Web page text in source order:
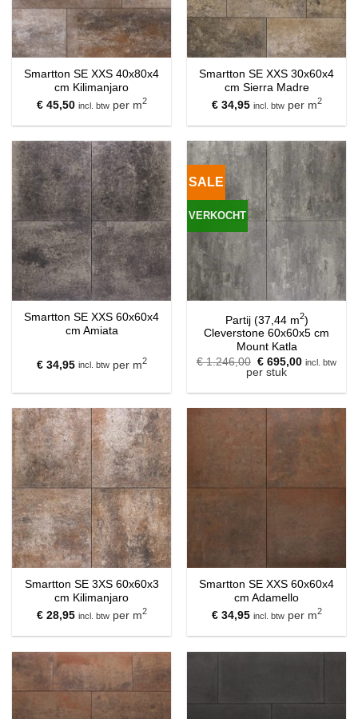
Smartton SE XXS 40x80x4
cm Kilimanjaro
€45,50 incl. btwper m2
Smartton SE XXS 30x60x4
cm Sierra Madre
€34,95 incl. btwper m2
Smartton SE XXS 60x60x4
cm Amiata
€34,95 incl. btwper m2
SALE
VERKOCHT
Partij (37,44 m2)
Cleverstone 60x60x5 cm
Mount Katla
€1.246,00 Oorspronkelijke
prijs
€ 1.246,00.
€ 695,00Huidige
€ 695,00.
incl. btw
per stuk
Smartton SE 3XS 60x60x3
cm Kilimanjaro
€28,95 incl. btwper m2
Smartton SE XXS 60x60x4
cm Adamello
€34,95 incl. btwper m2